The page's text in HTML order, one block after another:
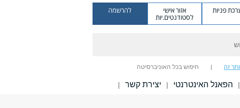
פניות אזור אישי
לסטודנטים.יות
להרשמה
זה חיפוש בכל האוניברסיטה
| הפאנל האינטרנטי | יצירת קשר |